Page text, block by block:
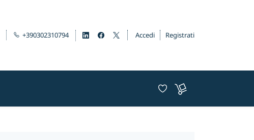
+390302310794 Accedi Registrati